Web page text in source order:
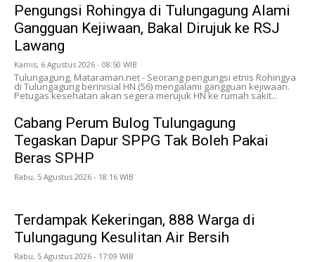
Pengungsi Rohingya di Tulungagung Alami
Gangguan Kejiwaan, Bakal Dirujuk ke RSJ
Lawang
Kamis, 6 Agustus 2026 - 08:50 WIB
Tulungagung, Mataraman.net - Seorang pengungsi etnis Rohingya
di Tulungagung berinisial HN (56) mengalami gangguan kejiwaan.
Petugas kesehatan akan segera merujuk HN ke rumah sakit...
Cabang Perum Bulog Tulungagung
Tegaskan Dapur SPPG Tak Boleh Pakai
Beras SPHP
Rabu, 5 Agustus 2026 - 18:16 WIB
Terdampak Kekeringan, 888 Warga di
Tulungagung Kesulitan Air Bersih
Rabu, 5 Agustus 2026 - 17:09 WIB